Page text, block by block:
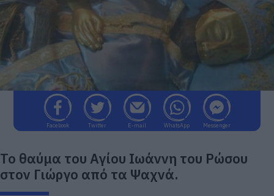
Facebook Twitter E-mail WhatsApp Messenger
Το θαύμα του Αγίου Ιωάννη του Ρώσου
στον Γιώργο από τα Ψαχνά.